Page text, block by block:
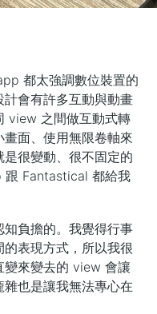
都太強調數位裝置的
會有許多互動與動畫
view 之間做互動式轉
面、使用無限卷軸來
很變動、很不固定的
Fantastical 都給我
負擔的。我覺得行事
表現方式，所以我很
變來變去的 view 會讓
也是讓我無法專心在